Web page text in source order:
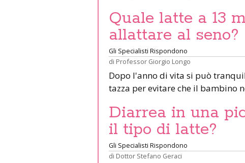
Quale latte a 13
allattare al seno?
Gli Specialisti Rispondono
di Professor Giorgio Longo
Dopo l'anno di vita si può
tazza per evitare che il bambino
Diarrea in una
il tipo di latte?
Gli Specialisti Rispondono
di Dottor Stefano Geraci